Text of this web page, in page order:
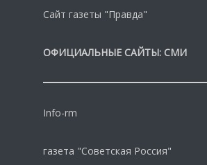
Сайт газеты "Правда"
ОФИЦИАЛЬНЫЕ САЙТЫ: СМИ
Info-rm
газета "Советская Россия"